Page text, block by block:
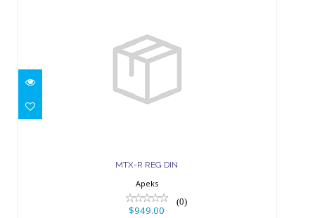
MTX-R REG DIN
$949.00
MTX-R REG DIN
Apeks
(0)
$949.00